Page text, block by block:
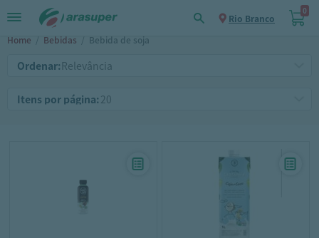
Rio Branco
0
Home / Bebidas / Bebida de soja
Ordenar:
Itens por página: